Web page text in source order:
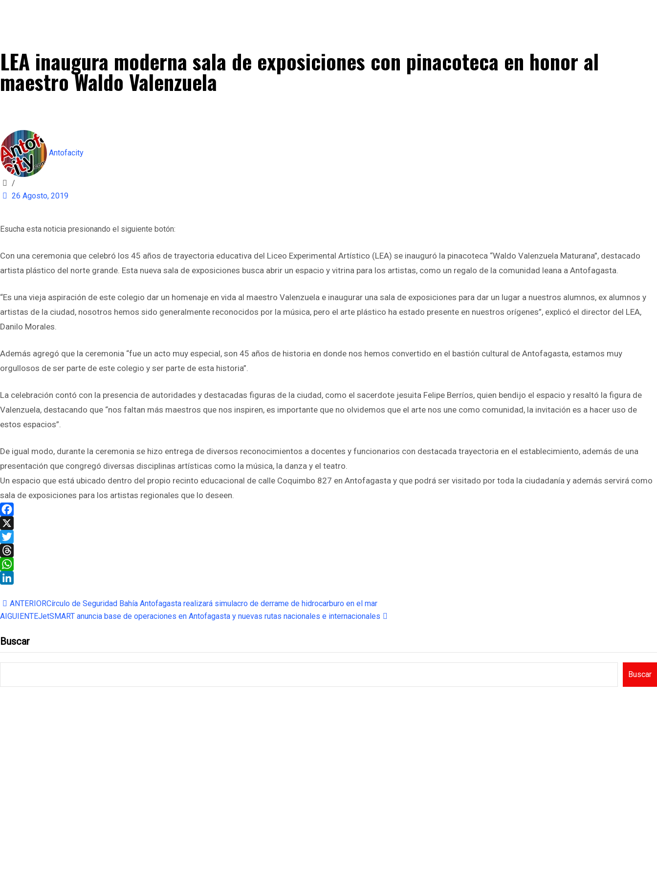
LEA inaugura moderna sala de exposiciones con pinacoteca en honor al
maestro Waldo Valenzuela
Antofacity
/
26 Agosto, 2019
Esucha esta noticia presionando el siguiente botón:
Con una ceremonia que celebró los 45 años de trayectoria educativa del Liceo Experimental Artístico (LEA) se inauguró la pinacoteca “Waldo Valenzuela Maturana”, destacado
artista plástico del norte grande. Esta nueva sala de exposiciones busca abrir un espacio y vitrina para los artistas, como un regalo de la comunidad leana a Antofagasta.
“Es una vieja aspiración de este colegio dar un homenaje en vida al maestro Valenzuela e inaugurar una sala de exposiciones para dar un lugar a nuestros alumnos, ex alumnos y
artistas de la ciudad, nosotros hemos sido generalmente reconocidos por la música, pero el arte plástico ha estado presente en nuestros orígenes”, explicó el director del LEA,
Danilo Morales.
Además agregó que la ceremonia “fue un acto muy especial, son 45 años de historia en donde nos hemos convertido en el bastión cultural de Antofagasta, estamos muy
orgullosos de ser parte de este colegio y ser parte de esta historia”.
La celebración contó con la presencia de autoridades y destacadas figuras de la ciudad, como el sacerdote jesuita Felipe Berríos, quien bendijo el espacio y resaltó la figura de
Valenzuela, destacando que “nos faltan más maestros que nos inspiren, es importante que no olvidemos que el arte nos une como comunidad, la invitación es a hacer uso de
estos espacios”.
De igual modo, durante la ceremonia se hizo entrega de diversos reconocimientos a docentes y funcionarios con destacada trayectoria en el establecimiento, además de una
presentación que congregó diversas disciplinas artísticas como la música, la danza y el teatro.
Un espacio que está ubicado dentro del propio recinto educacional de calle Coquimbo 827 en Antofagasta y que podrá ser visitado por toda la ciudadanía y además servirá como
sala de exposiciones para los artistas regionales que lo deseen.
Facebook
X
Twitter
Threads
WhatsApp
ANTERIORCírculo de Seguridad Bahía Antofagasta realizará simulacro de derrame de hidrocarburo en el mar
AIGUIENTEJetSMART anuncia base de operaciones en Antofagasta y nuevas rutas nacionales e internacionales
Buscar
Buscar